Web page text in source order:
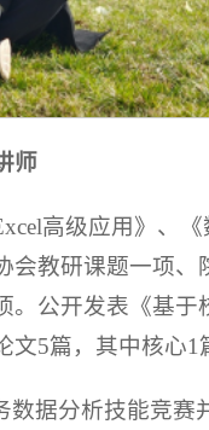
师
高级应用》、《
教研课题一项、
公开发表《基于
5篇，其中核心1
据分析技能竞赛